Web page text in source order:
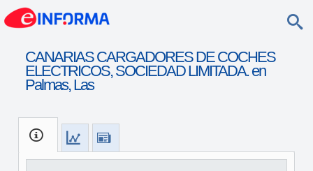
CANARIAS CARGADORES DE COCHES
ELECTRICOS, SOCIEDAD LIMITADA. en
Palmas, Las